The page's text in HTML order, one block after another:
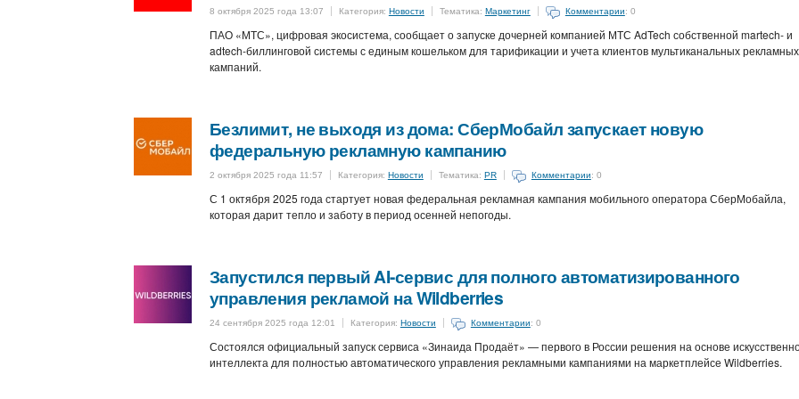
8 октября 2025 года 13:07 Категория: Новости Тематика: Маркетинг Комментарии: 0
ПАО «МТС», цифровая экосистема, сообщает о запуске дочерней компанией МТС AdTech собственной martech- и
adtech-биллинговой системы с единым кошельком для тарификации и учета клиентов мультиканальных рекламных
кампаний.
Безлимит, не выходя из дома: СберМобайл запускает новую
федеральную рекламную кампанию
2 октября 2025 года 11:57 Категория: Новости Тематика: PR Комментарии: 0
С 1 октября 2025 года стартует новая федеральная рекламная кампания мобильного оператора СберМобайла,
которая дарит тепло и заботу в период осенней непогоды.
Запустился первый AI-сервис для полного автоматизированного
управления рекламой на Wildberries
24 сентября 2025 года 12:01 Категория: Новости Комментарии: 0
Состоялся официальный запуск сервиса «Зинаида Продаёт» — первого в России решения на основе
интеллекта для полностью автоматического управления рекламными кампаниями на маркетплейсе Wildberries.